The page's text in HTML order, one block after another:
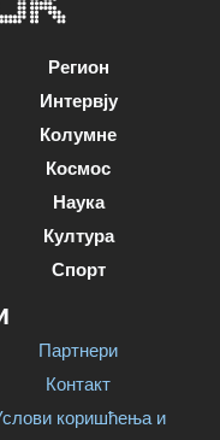
Регион
Интервју
Колумне
Космос
Наука
Култура
Спорт
Партнери
Контакт
коришћења и